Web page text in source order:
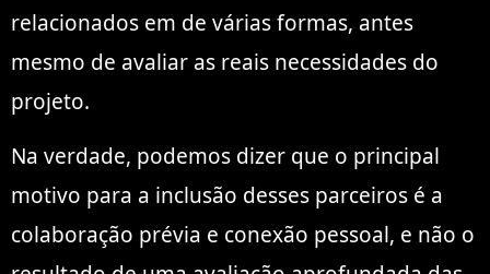
relacionados em de várias formas, antes
mesmo de avaliar as reais necessidades do
projeto.
Na verdade, podemos dizer que o principal
motivo para a inclusão desses parceiros é a
colaboração prévia e conexão pessoal, e não o